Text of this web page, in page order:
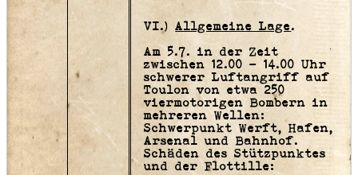
VI.)Allgemeine Lage.
Am 5.7. in der Zeit
zwischen 12.00 - 14.00 Uhr
schwerer Luftangriff auf
Toulon von etwa 250
viermotorigen Bombern in
mehreren Wellen:
Schwerpunkt Werft, Hafen,
Arsenal und Bahnhof.
Schäden des Stützpunktes
und der Flottille: